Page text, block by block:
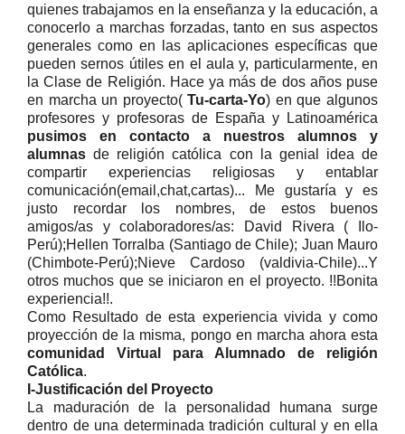
quienes trabajamos en la enseñanza y la educación, a
conocerlo a marchas forzadas, tanto en sus aspectos
generales como en las aplicaciones específicas que
pueden sernos útiles en el aula y, particularmente, en
la Clase de Religión. Hace ya más de dos años puse
en marcha un proyecto(Tu-carta-Yo) en que algunos
profesores y profesoras de España y Latinoamérica
pusimos en contacto a nuestros alumnos y
alumnas de religión católica con la genial idea de
compartir experiencias religiosas y entablar
comunicación(email,chat,cartas)... Me gustaría y es
justo recordar los nombres, de estos buenos
amigos/as y colaboradores/as: David Rivera ( Ilo-
Perú);Hellen Torralba (Santiago de Chile); Juan Mauro
(Chimbote-Perú);Nieve Cardoso (valdivia-Chile)...Y
otros muchos que se iniciaron en el proyecto. !!Bonita
experiencia!!.
Como Resultado de esta experiencia vivida y como
proyección de la misma, pongo en marcha ahora esta
comunidad Virtual para Alumnado de religión
Católica.
I-Justificación del Proyecto
La maduración de la personalidad humana surge
dentro de una determinada tradición cultural y en ella